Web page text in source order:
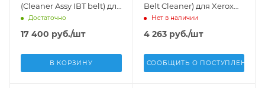
(Cleaner Assy IBT belt) для
Xerox VersaLink C8000,
C9000 (104R00256) -
104r00256
Достаточно
17 400 руб./шт
В КОРЗИНУ
Belt Cleaner) для Xerox
WC 7120, 7125, 7220, 7225 -
042K93990
Нет в наличии
4 263руб./шт
СООБЩИТЬ О ПОСТУПЛЕНИИ